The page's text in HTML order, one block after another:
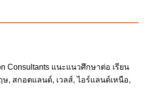
Consultants แนะแนวศึกษาต่อ เรียน
ษ, สกอตแลนด์, เวลส์, ไอร์แลนด์เหนือ,